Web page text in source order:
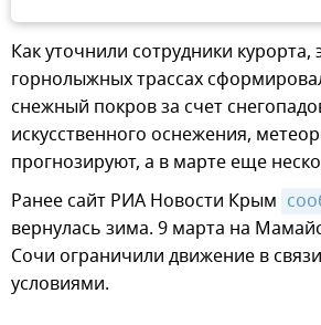
Как уточнили сотрудники курорта,
горнолыжных трассах
снежный покров за счет
искусственного оснежения,
прогнозируют, а в марте еще
Ранее сайт РИА Новости Крым
вернулась зима. 9 марта на
Сочи ограничили движение в
условиями.